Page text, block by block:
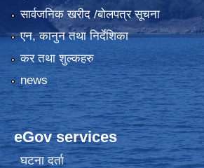
सार्वजनिक खरीद /बोलपत्र सूचना
एन, कानुन तथा निर्देशिका
कर तथा शुल्कहरु
news
eGov services
घटना दर्ता